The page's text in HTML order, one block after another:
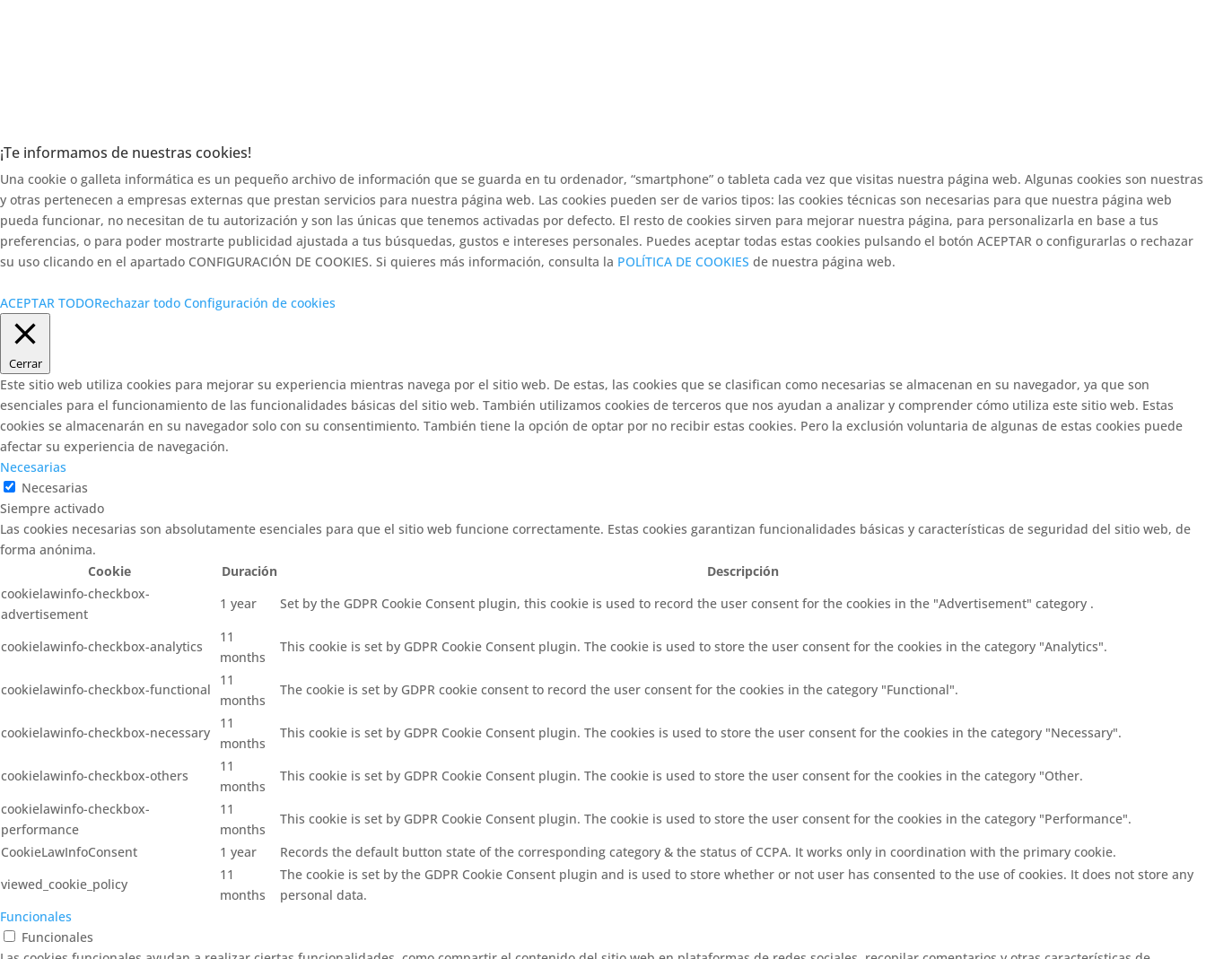
¡Te informamos de nuestras cookies!
Una cookie o galleta informática es un pequeño archivo de información que se guarda en tu ordenador, “smartphone” o tableta cada vez que visitas nuestra página web. Algunas cookies son nuestras
y otras pertenecen a empresas externas que prestan servicios para nuestra página web. Las cookies pueden ser de varios tipos: las cookies técnicas son necesarias para que nuestra página web
pueda funcionar, no necesitan de tu autorización y son las únicas que tenemos activadas por defecto. El resto de cookies sirven para mejorar nuestra página, para personalizarla en base a tus
preferencias, o para poder mostrarte publicidad ajustada a tus búsquedas, gustos e intereses personales. Puedes aceptar todas estas cookies pulsando el botón ACEPTAR o configurarlas o rechazar
su uso clicando en el apartado CONFIGURACIÓN DE COOKIES. Si quieres más información, consulta la POLÍTICA DE COOKIES de nuestra página web.
ACEPTAR TODORechazar todo Configuración de cookies
Cerrar
Este sitio web utiliza cookies para mejorar su experiencia mientras navega por el sitio web. De estas, las cookies que se clasifican como necesarias se almacenan en su navegador, ya que son
esenciales para el funcionamiento de las funcionalidades básicas del sitio web. También utilizamos cookies de terceros que nos ayudan a analizar y comprender cómo utiliza este sitio web. Estas
cookies se almacenarán en su navegador solo con su consentimiento. También tiene la opción de optar por no recibir estas cookies. Pero la exclusión voluntaria de algunas de estas cookies puede
afectar su experiencia de navegación.
Necesarias
Necesarias
Siempre activado
Las cookies necesarias son absolutamente esenciales para que el sitio web funcione correctamente. Estas cookies garantizan funcionalidades básicas y características de seguridad del sitio web, de
forma anónima.
Cookie
Duración
Descripción
cookielawinfo-checkbox-
advertisement
1 year Set by the GDPR Cookie Consent plugin, this cookie is used to record the user consent for the cookies in the "Advertisement" category .
cookielawinfo-checkbox-analytics
11
months
This cookie is set by GDPR Cookie Consent plugin. The cookie is used to store the user consent for the cookies in the category "Analytics".
cookielawinfo-checkbox-functional
11
months
The cookie is set by GDPR cookie consent to record the user consent for the cookies in the category "Functional".
cookielawinfo-checkbox-necessary
11
months
This cookie is set by GDPR Cookie Consent plugin. The cookies is used to store the user consent for the cookies in the category "Necessary".
cookielawinfo-checkbox-others
11
months
This cookie is set by GDPR Cookie Consent plugin. The cookie is used to store the user consent for the cookies in the category "Other.
cookielawinfo-checkbox-
performance
11
months
This cookie is set by GDPR Cookie Consent plugin. The cookie is used to store the user consent for the cookies in the category "Performance".
CookieLawInfoConsent
1 year
Records the default button state of the corresponding category & the status of CCPA. It works only in coordination with the primary cookie.
viewed_cookie_policy
11
months
The cookie is set by the GDPR Cookie Consent plugin and is used to store whether or not user has consented to the use of cookies. It does not store any
personal data.
Funcionales
Funcionales